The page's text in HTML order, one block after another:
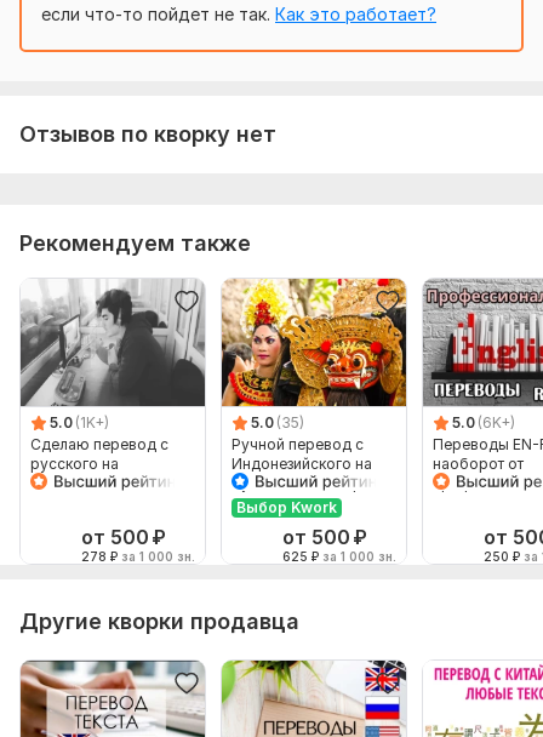
Объем услуги в кворке: 900 знаков
если что-то пойдет не так. Как это работает?
Отзывов по кворку нет
Рекомендуем также
5.0 (1K+)
Сделаю перевод с
русского на
английский и
от 500 ₽
278 ₽ за 1 000 зн.
5.0 (35)
Ручной перевод с
Индонезийского на
Русский и наоборот
Выбор Kwork
от 500 ₽
625 ₽ за 1 000 зн.
5.0 (6K+)
Переводы EN-
наоборот от
от
250 ₽ за
Другие кворки продавца